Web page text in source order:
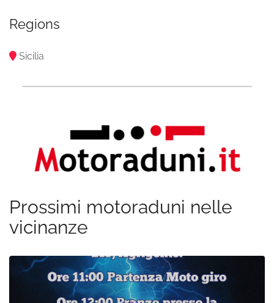
Regions
Sicilia
Prossimi motoraduni nelle
vicinanze